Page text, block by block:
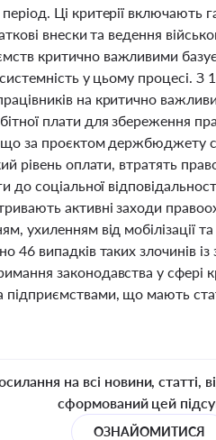
Ці критерії включають
внески та ведення
критично важливими
у цьому процесі.
на критично
плати для збереження
за проєктом держбюджету
рівень оплати, втратять
до соціальної
активні заходи
ухиленням від мобілізації
46 випадків таких злочинів
законодавства у сфері
підприємствами, що мають
на всі новини, статті,
сформований цей
ОЗНАЙОМИТИСЯ